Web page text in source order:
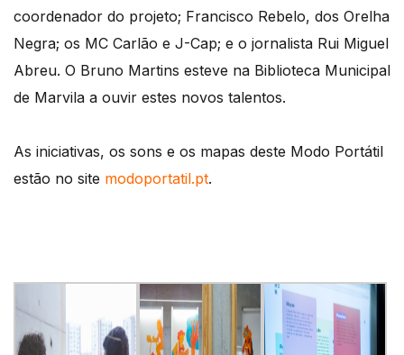
coordenador do projeto; Francisco Rebelo, dos Orelha
Negra; os MC Carlão e J-Cap; e o jornalista Rui Miguel
Abreu. O Bruno Martins esteve na Biblioteca Municipal
de Marvila a ouvir estes novos talentos.
As iniciativas, os sons e os mapas deste Modo Portátil
estão no site modoportatil.pt.